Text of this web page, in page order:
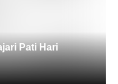
Pati Hari